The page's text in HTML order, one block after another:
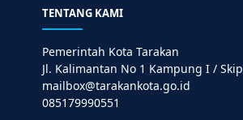
TENTANG KAMI
Pemerintah Kota Tarakan
Jl. Kalimantan No 1 Kampung I / Skip
mailbox@tarakankota.go.id
085179990551